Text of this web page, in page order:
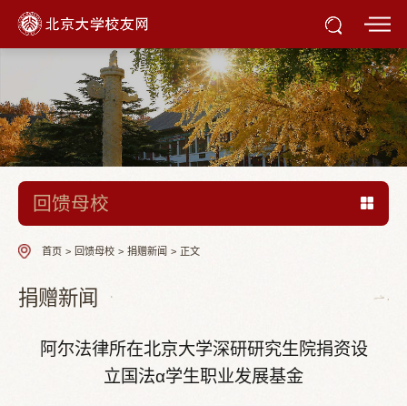
回馈母校
首页 > 回馈母校 > 捐赠新闻 > 正文
捐赠新闻
阿尔法律所在北京大学深研研究生院捐资设
立国法α学生职业发展基金